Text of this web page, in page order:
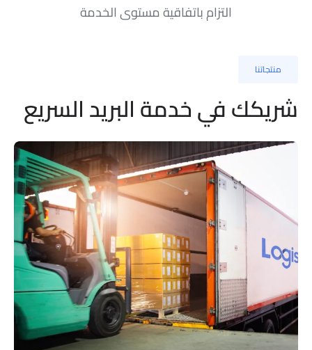
التزام باتفاقية مستوى الخدمة
في خدمة البريد السريع